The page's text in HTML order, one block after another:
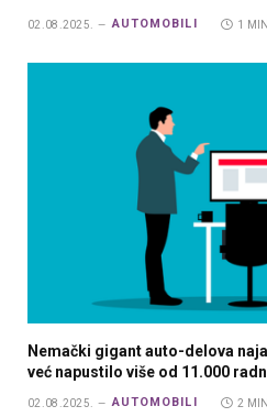
02.08.2025. AUTOMOBILI 1 MIN.
Nemački gigant auto-delova
već napustilo više od 11.000
02.08.2025. AUTOMOBILI 2 MIN.